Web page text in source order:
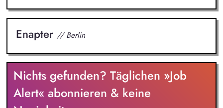
Enapter // Berlin
Nichts gefunden? Täglichen »Job
Alert« abonnieren & keine